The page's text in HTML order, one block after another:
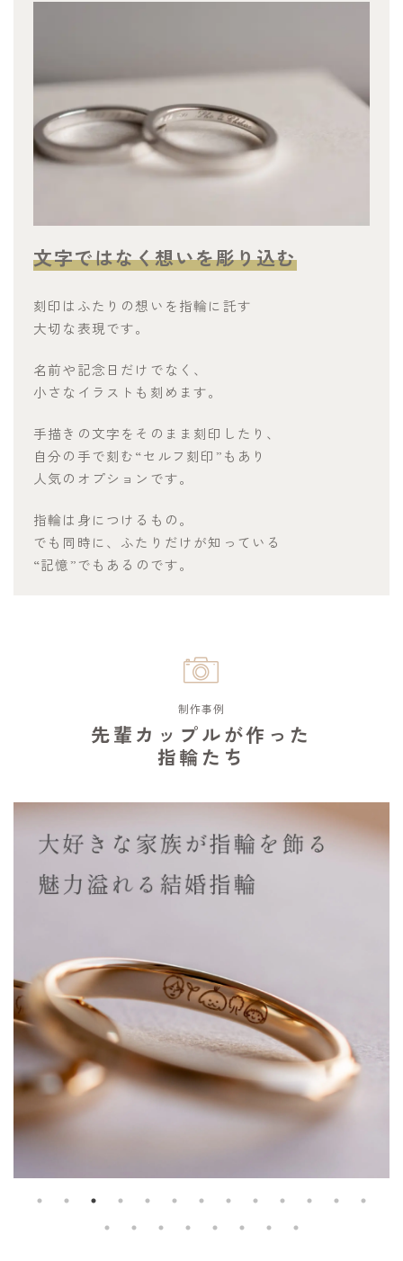
文字ではなく想いを彫り込む
刻印はふたりの想いを指輪に託す
大切な表現です。
名前や記念日だけでなく、
小さなイラストも刻めます。
手描きの文字をそのまま刻印したり、
自分の手で刻む“セルフ刻印”もあり
人気のオプションです。
指輪は身につけるもの。
でも同時に、ふたりだけが知っている
“記憶”でもあるのです。
制作事例
先輩カップルが作った
指輪たち